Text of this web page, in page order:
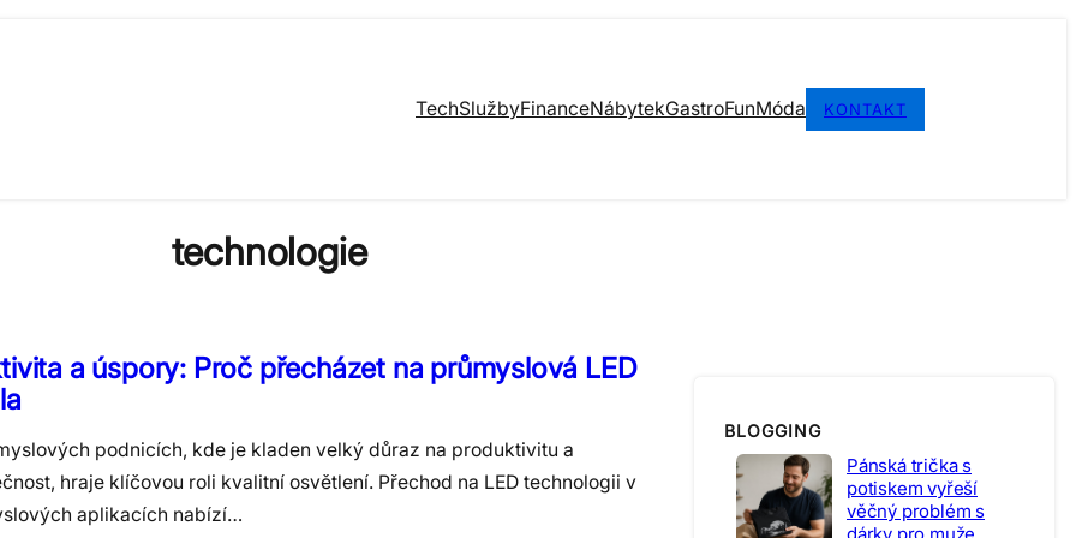
TechSlužbyFinanceNábytekGastroFunMóda KONTAKT
technologie
a úspory: Proč přecházet na průmyslová LED
podnicích, kde je kladen velký důraz na produktivitu a
hraje klíčovou roli kvalitní osvětlení. Přechod na LED technologii v
aplikacích nabízí…
BLOGGING
Pánská trička s
potiskem vyřeší
věčný problém s
dárky pro muže